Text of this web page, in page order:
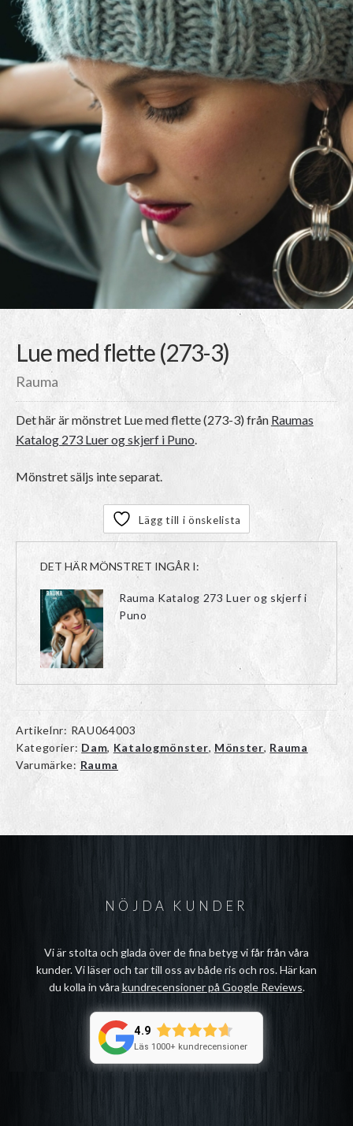
Lue med flette (273-3)
Rauma
Det här är mönstret Lue med flette (273-3)från Raumas
Katalog 273 Luer og skjerf i Puno.
Mönstret säljs inte separat.
Lägg till i önskelista
DET HÄR MÖNSTRET INGÅR I:
Rauma Katalog 273 Luer og skjerf i
Puno
Artikelnr: RAU064003
Kategorier: Dam, Katalogmönster, Mönster, Rauma
Varumärke: Rauma
NÖJDA KUNDER
Vi är stolta och glada över de fina betyg vi får från våra
kunder. Vi läser och tar till oss av både ris och ros. Här kan
du kolla in våra kundrecensioner på Google Reviews.
4.9
Läs 1000+ kundrecensioner